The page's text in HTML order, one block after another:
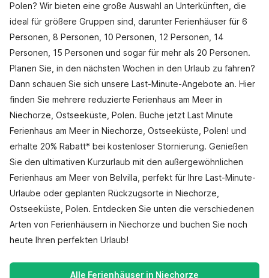
Polen? Wir bieten eine große Auswahl an Unterkünften, die
ideal für größere Gruppen sind, darunter Ferienhäuser für 6
Personen, 8 Personen, 10 Personen, 12 Personen, 14
Personen, 15 Personen und sogar für mehr als 20 Personen.
Planen Sie, in den nächsten Wochen in den Urlaub zu fahren?
Dann schauen Sie sich unsere Last-Minute-Angebote an. Hier
finden Sie mehrere reduzierte Ferienhaus am Meer in
Niechorze, Ostseeküste, Polen. Buche jetzt Last Minute
Ferienhaus am Meer in Niechorze, Ostseeküste, Polen! und
erhalte 20% Rabatt* bei kostenloser Stornierung. Genießen
Sie den ultimativen Kurzurlaub mit den außergewöhnlichen
Ferienhaus am Meer von Belvilla, perfekt für Ihre Last-Minute-
Urlaube oder geplanten Rückzugsorte in Niechorze,
Ostseeküste, Polen. Entdecken Sie unten die verschiedenen
Arten von Ferienhäusern in Niechorze und buchen Sie noch
heute Ihren perfekten Urlaub!
Alle Ferienhäuser in Niechorze